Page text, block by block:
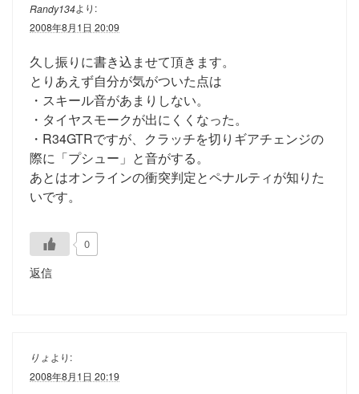
Randy134より:
2008年8月1日 20:09
久し振りに書き込ませて頂きます。
とりあえず自分が気がついた点は
・スキール音があまりしない。
・タイヤスモークが出にくくなった。
・R34GTRですが、クラッチを切りギアチェンジの
際に「プシュー」と音がする。
あとはオンラインの衝突判定とペナルティが知りた
いです。
0
返信
りょ より:
2008年8月1日 20:19